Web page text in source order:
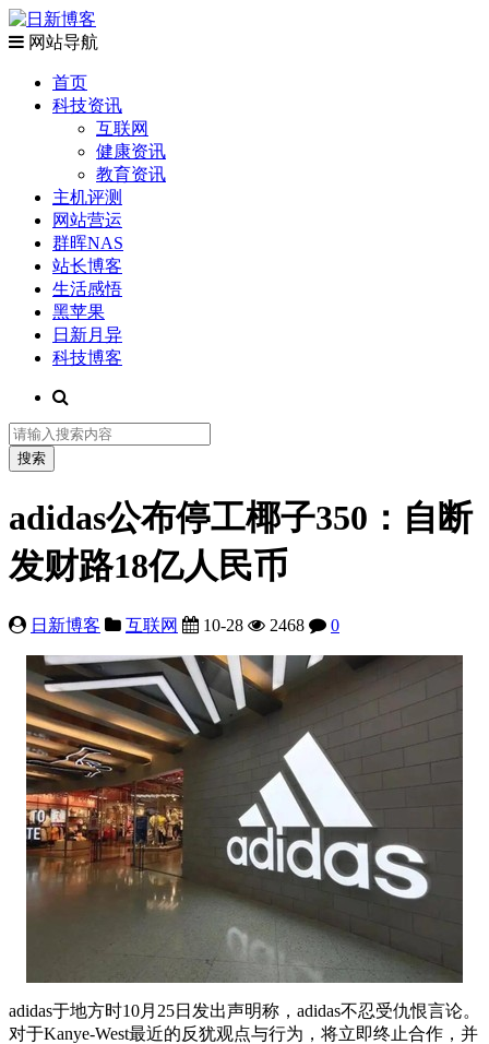
网站导航
首页
科技资讯
互联网
健康资讯
教育资讯
主机评测
网站营运
群晖NAS
站长博客
生活感悟
黑苹果
日新月异
科技博客
adidas公布停工椰子350：自断
发财路18亿人民币
日新博客 互联网 10-28 2468 0
adidas于地方时10月25日发出声明称，adidas不忍受仇恨言论。
对于Kanye-West最近的反犹观点与行为，将立即终止合作，并